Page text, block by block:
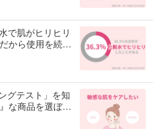
で肌がヒリヒリ
から使用を続け
グテスト」を知
な商品を選ぼ